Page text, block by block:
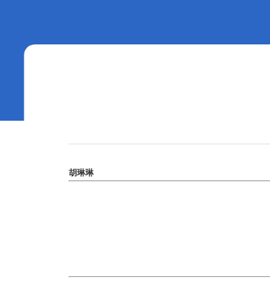
胡琳琳